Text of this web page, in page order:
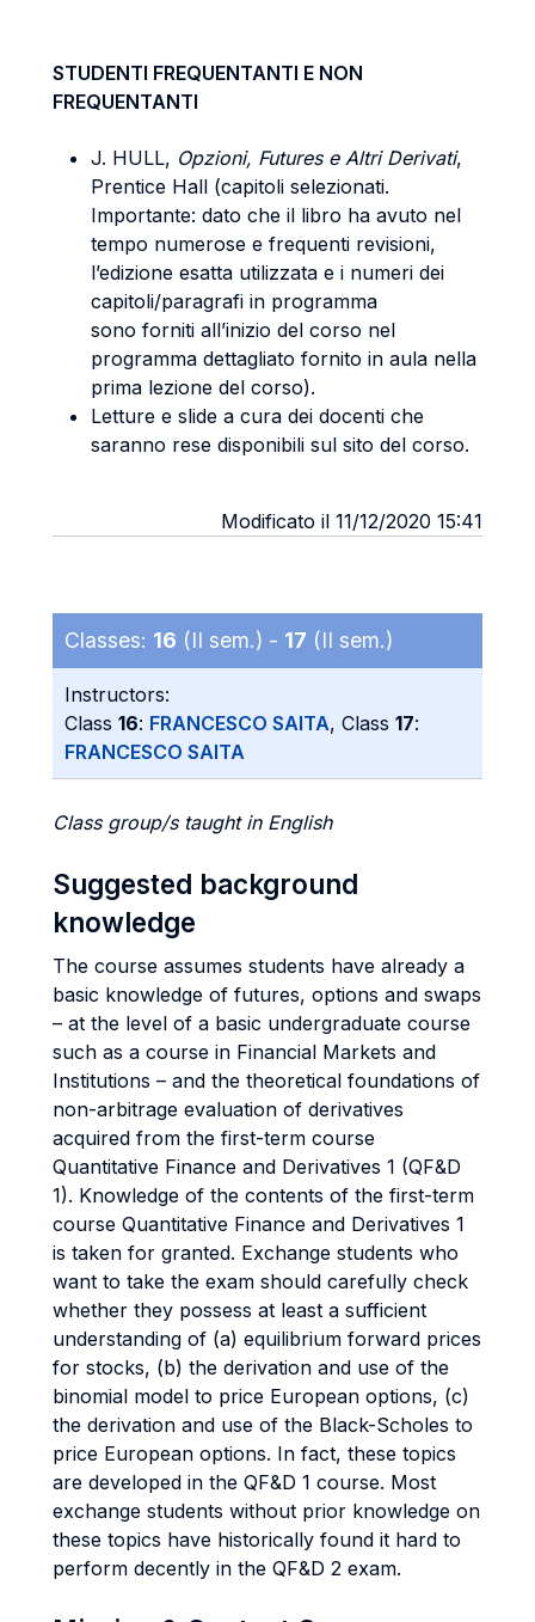
STUDENTI FREQUENTANTI E NON
FREQUENTANTI
J. HULL, Opzioni, Futures e Altri Derivati,
Prentice Hall (capitoli selezionati.
Importante: dato che il libro ha avuto nel
tempo numerose e frequenti revisioni,
l’edizione esatta utilizzata e i numeri dei
capitoli/paragrafi in programma
sono forniti all’inizio del corso nel
programma dettagliato fornito in aula nella
prima lezione del corso).
Letture e slide a cura dei docenti che
saranno rese disponibili sul sito del corso.
Modificato il 11/12/2020 15:41
Classes: 16 (II sem.) - 17 (II sem.)
Instructors:
Class 16: FRANCESCO SAITA, Class 17:
FRANCESCO SAITA
Class group/s taught in English
Suggested background
knowledge
The course assumes students have already a
basic knowledge of futures, options and swaps
– at the level of a basic undergraduate course
such as a course in Financial Markets and
Institutions – and the theoretical foundations of
non-arbitrage evaluation of derivatives
acquired from the first-term course
Quantitative Finance and Derivatives 1 (QF&D
1). Knowledge of the contents of the first-term
course Quantitative Finance and Derivatives 1
is taken for granted. Exchange students who
want to take the exam should carefully check
whether they possess at least a sufficient
understanding of (a) equilibrium forward prices
for stocks, (b) the derivation and use of the
binomial model to price European options, (c)
the derivation and use of the Black-Scholes to
price European options. In fact, these topics
are developed in the QF&D 1 course. Most
exchange students without prior knowledge on
these topics have historically found it hard to
perform decently in the QF&D 2 exam.